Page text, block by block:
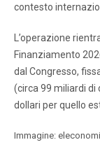
contesto
L’operazione
Finanziamento
dal Congresso,
(circa 99 miliardi di
dollari per quello
Immagine: